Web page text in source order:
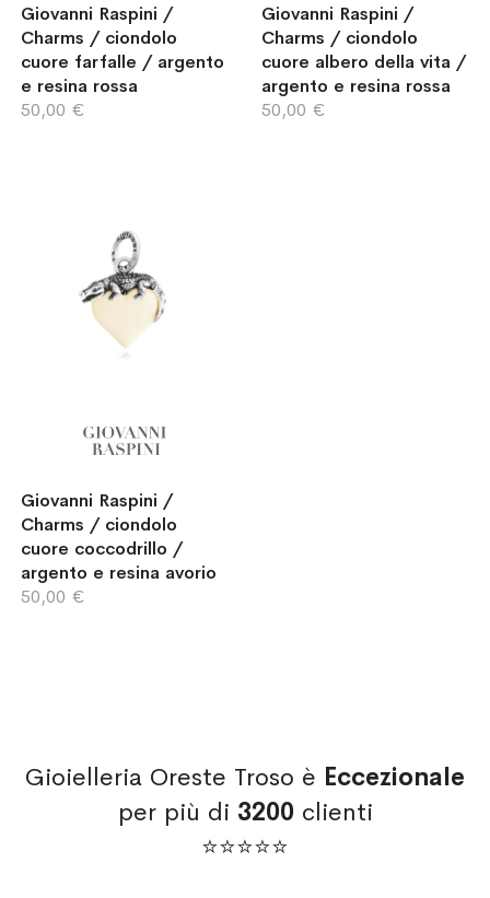
Giovanni Raspini /
Charms / ciondolo
cuore farfalle / argento
e resina rossa
50,00 €
Giovanni Raspini /
Charms / ciondolo
cuore albero della vita /
argento e resina rossa
50,00 €
Giovanni Raspini /
Charms / ciondolo
cuore coccodrillo /
argento e resina avorio
50,00 €
Gioielleria Oreste Troso è Eccezionale
per più di 3200clienti
⭐⭐⭐⭐⭐